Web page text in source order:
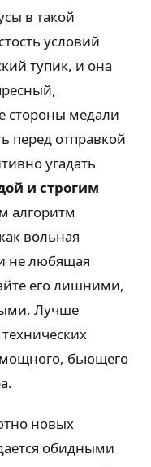
в такой
условий
тупик, и она
стороны медали
перед отправкой
угадать
и строгим
алгоритм
вольная
не любящая
его лишними,
Лучше
технических
мощного, бьющего
новых
обидными